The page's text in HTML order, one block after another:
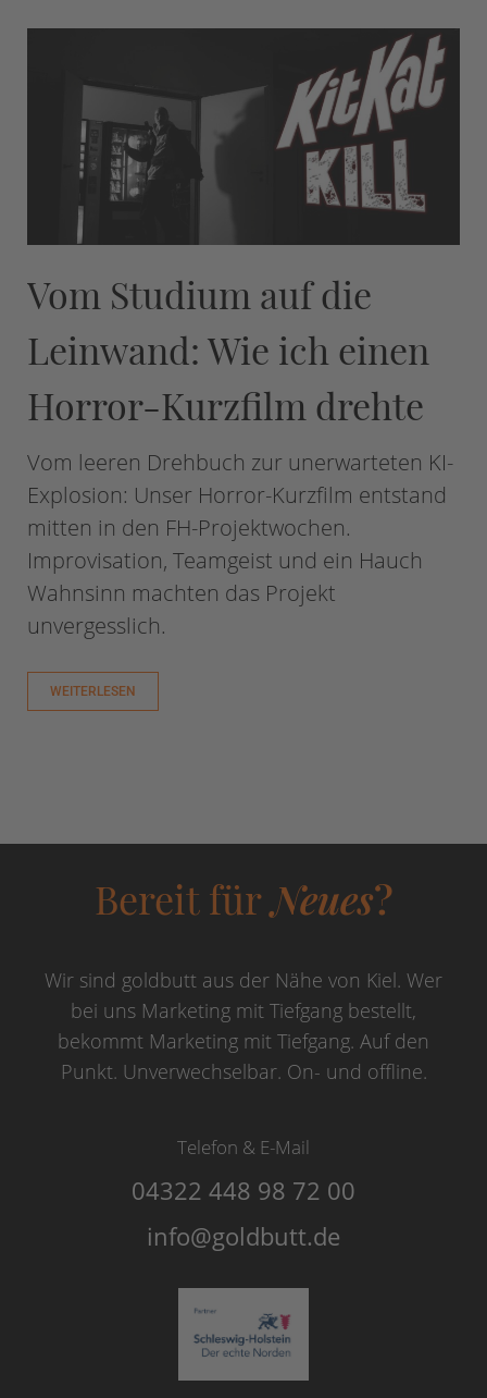
Vom Studium auf die
Leinwand: Wie ich einen
Horror-Kurzfilm drehte
Vom leeren Drehbuch zur unerwarteten KI-
Explosion: Unser Horror-Kurzfilm entstand
mitten in den FH-Projektwochen.
Improvisation, Teamgeist und ein Hauch
Wahnsinn machten das Projekt
unvergesslich.
WEITERLESEN
Bereit fürNeues?
Wir sind goldbutt aus der Nähe von Kiel. Wer
bei uns Marketing mit Tiefgang bestellt,
bekommt Marketing mit Tiefgang. Auf den
Punkt. Unverwechselbar. On- und offline.
Telefon & E-Mail
04322 448 98 72 00
info@goldbutt.de